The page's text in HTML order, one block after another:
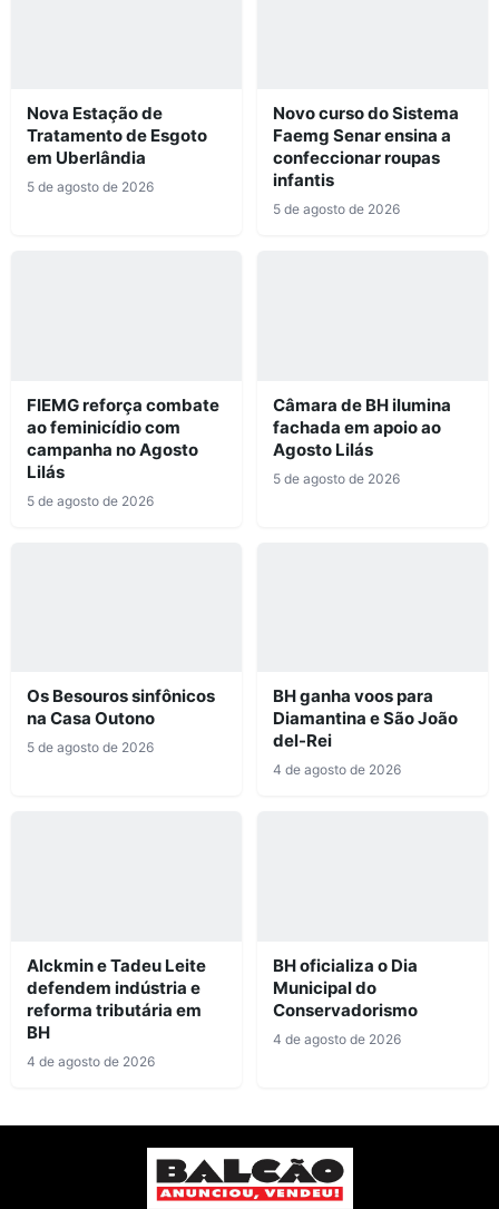
Nova Estação de
Tratamento de Esgoto
em Uberlândia
5 de agosto de 2026
Novo curso do Sistema
Faemg Senar ensina a
confeccionar roupas
infantis
5 de agosto de 2026
FIEMG reforça combate
ao feminicídio com
campanha no Agosto
Lilás
5 de agosto de 2026
Câmara de BH ilumina
fachada em apoio ao
Agosto Lilás
5 de agosto de 2026
Os Besouros sinfônicos
na Casa Outono
5 de agosto de 2026
BH ganha voos para
Diamantina e São João
del-Rei
4 de agosto de 2026
Alckmin e Tadeu Leite
defendem indústria e
reforma tributária em
BH
4 de agosto de 2026
BH oficializa o Dia
Municipal do
Conservadorismo
4 de agosto de 2026